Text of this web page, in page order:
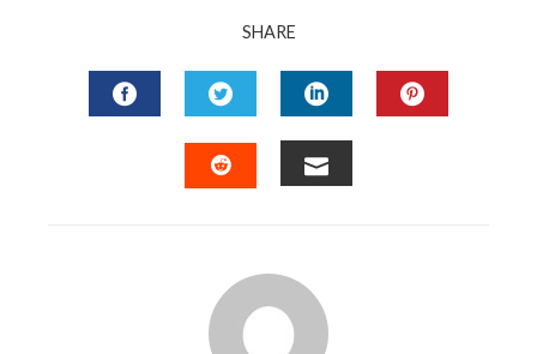
SHARE
FACEBOOKTWITTERLINKEDIN